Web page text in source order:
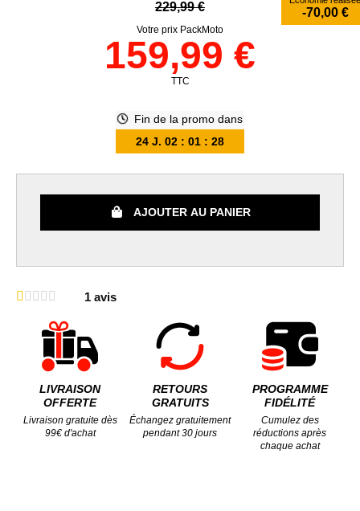
229,99 € -70,00 €
Votre prix PackMoto
159,99 €
TTC
Fin de la promo dans
24 J. 02 : 01 : 27
AJOUTER AU PANIER
1 avis
LIVRAISON
OFFERTE
Livraison gratuite dès
99€ d'achat
RETOURS
GRATUITS
Échangez gratuitement
pendant 30 jours
PROGRAMME
FIDÉLITÉ
Cumulez des
réductions après
chaque achat